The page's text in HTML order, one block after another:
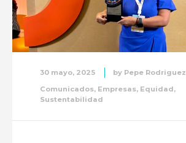
30 mayo, 2025 by Pepe Rodriguez
Comunicados, Empresas, Equidad,
Sustentabilidad